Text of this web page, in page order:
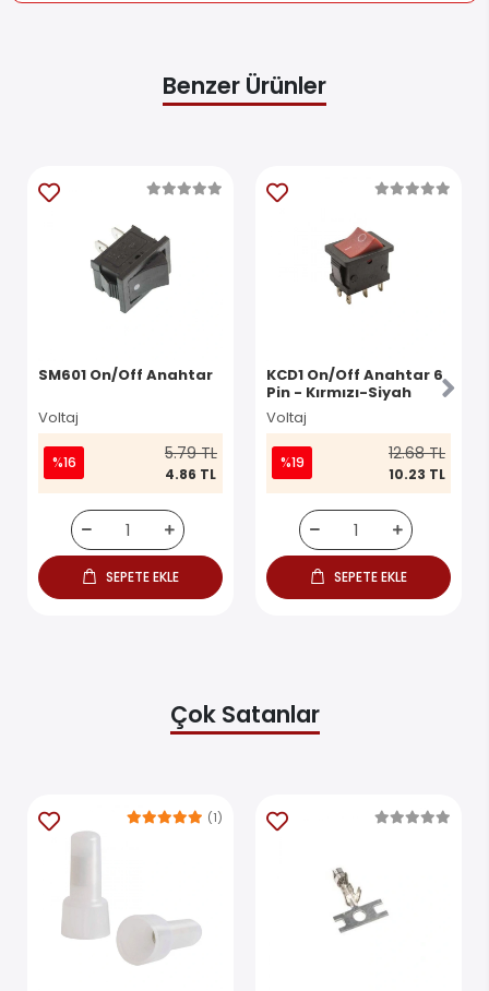
Benzer Ürünler
SM601 On/Off Anahtar
Voltaj
%16 5.79 TL
4.86 TL
SEPETE EKLE
KCD1 On/Off Anahtar 6
Pin - Kırmızı-Siyah
Voltaj
%19 12.68 TL
10.23 TL
SEPETE EKLE
Çok Satanlar
(1)